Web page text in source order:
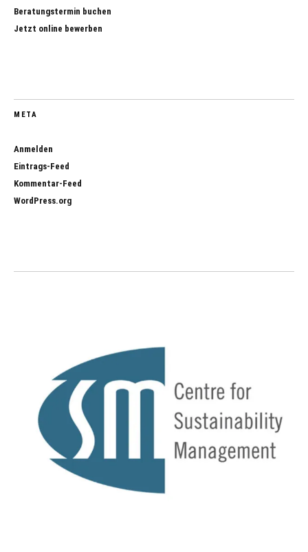
Beratungstermin buchen
Jetzt online bewerben
META
Anmelden
Eintrags-Feed
Kommentar-Feed
WordPress.org